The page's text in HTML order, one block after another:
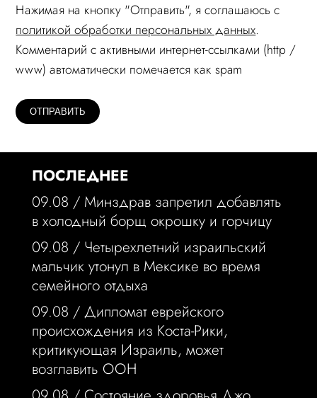
Нажимая на кнопку "Отправить", я соглашаюсь c
политикой обработки персональных данных.
Комментарий c активными интернет-ссылками (http /
www) автоматически помечается как spam
ПОСЛЕДНЕЕ
09.08 / Минздрав запретил добавлять
в холодный борщ окрошку и горчицу
09.08 / Четырехлетний израильский
мальчик утонул в Мексике во время
семейного отдыха
09.08 / Дипломат еврейского
происхождения из Коста-Рики,
критикующая Израиль, может
возглавить ООН